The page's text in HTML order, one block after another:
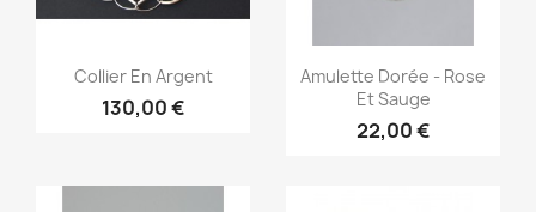
Aperçu rapide
Collier En Argent
130,00 €
Aperçu rapide
Amulette Dorée - Rose
Et Sauge
22,00 €